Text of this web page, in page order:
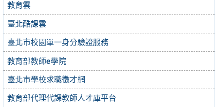
教育雲
臺北酷課雲
臺北市校園單一身分驗證服務
教育部教師e學院
臺北市學校求職徵才網
教育部代理代課教師人才庫平台